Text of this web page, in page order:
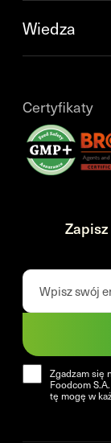
Wiedza
Certyfikaty
Zgadzam się
Foodcom
tę mogę w